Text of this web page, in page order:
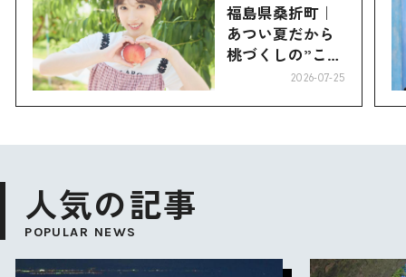
福島県桑折町｜
あつい夏だから
桃づくしの”こお
2026-07-25
人気の記事
POPULAR NEWS